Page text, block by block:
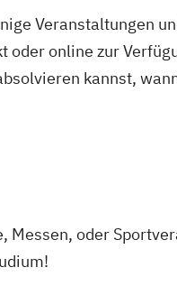
Veranstaltungen
oder online zur
kannst,
Messen, oder